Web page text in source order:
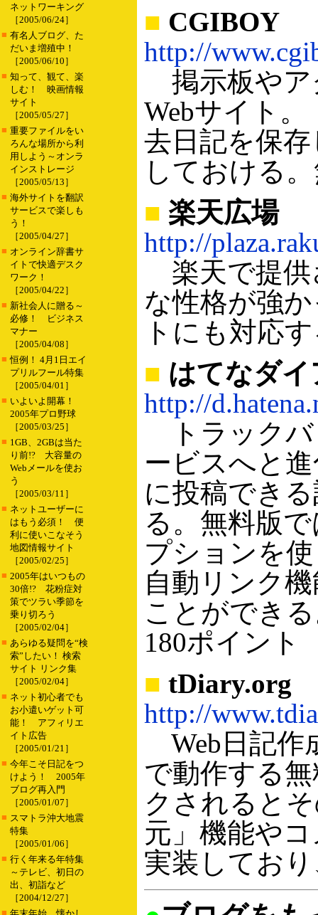
ネットワーキング
［2005/06/24］
■ 有名人ブログ、た
だいま増殖中！
［2005/06/10］
■ 知って、観て、楽
しむ！ 映画情報
サイト
［2005/05/27］
■ 重要ファイルをい
ろんな場所から利
用しよう～オンラ
インストレージ
［2005/05/13］
■ 海外サイトを翻訳
サービスで楽しも
う！
［2005/04/27］
■ オンライン辞書サ
イトで快適デスク
ワーク！
［2005/04/22］
■ 新社会人に贈る～
必修！ ビジネス
マナー
［2005/04/08］
■ 恒例！ 4月1日エイ
プリルフール特集
［2005/04/01］
■ いよいよ開幕！
2005年プロ野球
［2005/03/25］
■ 1GB、2GBは当た
り前!? 大容量の
Webメールを使お
う
［2005/03/11］
■ ネットユーザーに
はもう必須！ 便
利に使いこなそう
地図情報サイト
［2005/02/25］
■ 2005年はいつもの
30倍!? 花粉症対
策でツラい季節を
乗り切ろう
［2005/02/04］
■ あらゆる疑問を“検
索”したい！ 検索
サイト リンク集
［2005/02/04］
■ ネット初心者でも
お小遣いゲット可
能！ アフィリエ
イト広告
［2005/01/21］
■ 今年こそ日記をつ
けよう！ 2005年
ブログ再入門
［2005/01/07］
■ スマトラ沖大地震
特集
［2005/01/06］
■ 行く年来る年特集
～テレビ、初日の
出、初詣など
［2004/12/27］
■
■ CGIBOY
http://
掲示板やア
Webサイト
去日記を保
しておける
■ 楽天広場
http://
楽天で提供
な性格が強
トにも対応
■ はてなダイ
http://
トラックバ
ービスへと
に投稿でき
る。無料版
プションを
自動リンク
ことができ
180ポイント
■ tDiary.org
http://
Web日記作
で動作する
クされると
元」機能や
実装してお